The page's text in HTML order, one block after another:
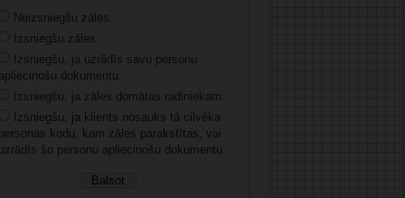
Neizsniegšu zāles.
Izsniegšu zāles.
Izsniegšu, ja uzrādīs savu personu
dokumentu.
Izsniegšu, ja zāles domātas radiniekam.
Izsniegšu, ja klients nosauks tā cilvēka
kodu, kam zāles parakstītas, vai
šo personu apliecinošu dokumentu.